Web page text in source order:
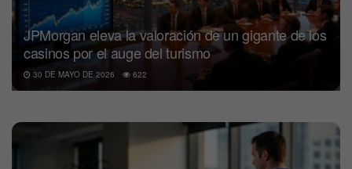
JPMorgan eleva la valoración de un gigante de los
casinos por el auge del turismo
30 DE MAYO DE 2026 622